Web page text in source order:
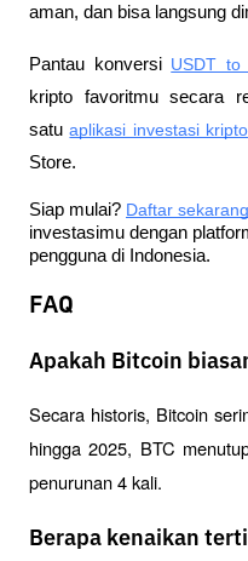
aman, dan bisa langsung
Pantau konversi USDT to
kripto favoritmu secara
satu aplikasi investasi kripto
Store.
Siap mulai? Daftar
investasimu dengan
pengguna di Indonesia.
FAQ
Apakah Bitcoin
Secara historis, Bitcoin
hingga 2025, BTC
penurunan 4 kali.
Berapa kenaikan